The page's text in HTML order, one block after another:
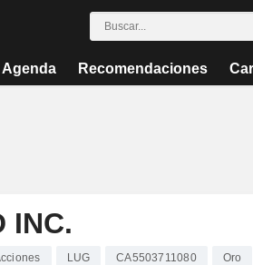
Agenda Recomendaciones
INC.
LUG CA5503711080 Oro